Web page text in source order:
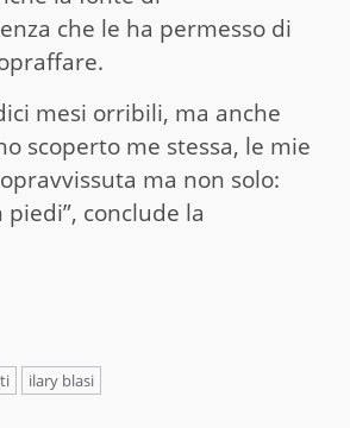
che le ha permesso di
mesi orribili, ma anche
scoperto me stessa, le mie
ma non solo:
conclude la
ilary blasi